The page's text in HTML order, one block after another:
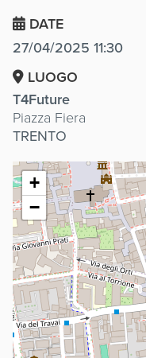
DATE
27/04/2025 11:30
LUOGO
T4Future
Piazza Fiera
TRENTO
+
−